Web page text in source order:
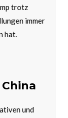
trotz
immer
hat.
und